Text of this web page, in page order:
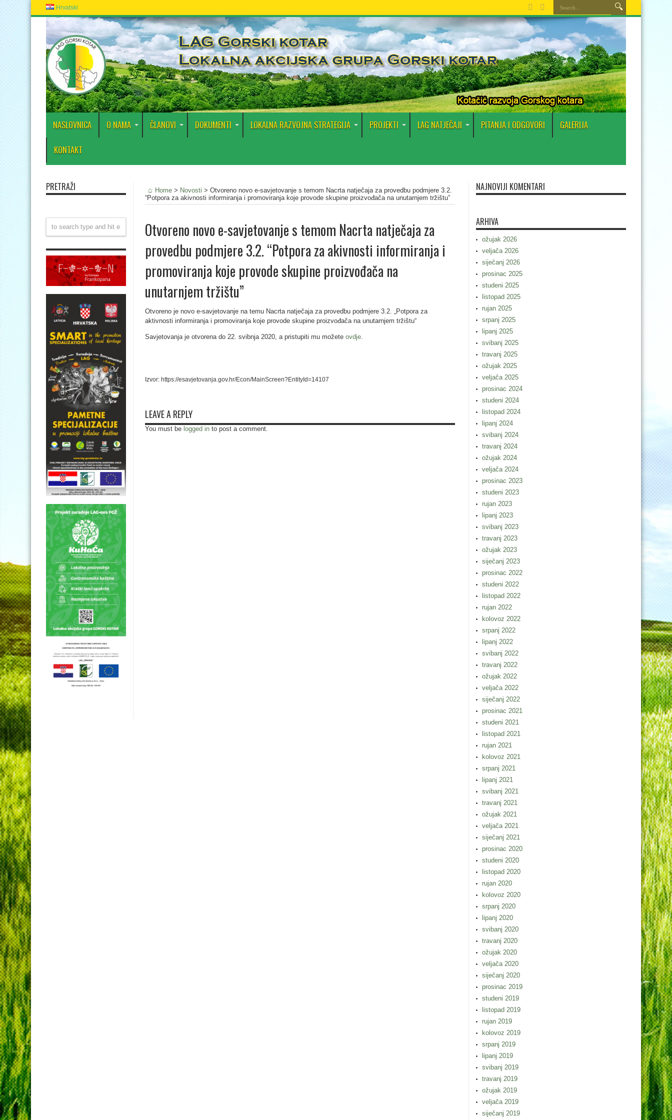
Hrvatski
NASLOVNICA O NAMA ČLANOVI DOKUMENTI LOKALNA RAZVOJNA STRATEGIJA PROJEKTI LAG NATJEČAJI PITANJA I ODGOVORI GALERIJA
KONTAKT
Home > Novosti > Otvoreno novo e-savjetovanje s temom Nacrta natječaja za provedbu podmjere 3.2.
“Potpora za akivnosti informiranja i promoviranja koje provode skupine proizvođača na unutarnjem tržištu”
Otvoreno novo e-savjetovanje s temom Nacrta natječaja za
provedbu podmjere 3.2. “Potpora za akivnosti informiranja i
promoviranja koje provode skupine proizvođača na
unutarnjem tržištu”
Otvoreno je novo e-savjetovanje na temu Nacrta natječaja za provedbu podmjere 3.2. „Potpora za
aktivnosti informiranja i promoviranja koje provode skupine proizvođača na unutarnjem tržištu“
Savjetovanja je otvorena do 22. svibnja 2020, a pristupiti mu možete ovdje.
Izvor: https://esavjetovanja.gov.hr/Econ/MainScreen?EntityId=14107
LEAVE A REPLY
You must be logged in to post a comment.
PRETRAŽI NAJNOVIJI KOMENTARI
ARHIVA
ožujak 2026
veljača 2026
siječanj 2026
prosinac 2025
studeni 2025
listopad 2025
rujan 2025
srpanj 2025
lipanj 2025
svibanj 2025
travanj 2025
ožujak 2025
veljača 2025
prosinac 2024
studeni 2024
listopad 2024
lipanj 2024
svibanj 2024
travanj 2024
ožujak 2024
veljača 2024
prosinac 2023
studeni 2023
rujan 2023
lipanj 2023
svibanj 2023
travanj 2023
ožujak 2023
siječanj 2023
prosinac 2022
studeni 2022
listopad 2022
rujan 2022
kolovoz 2022
srpanj 2022
lipanj 2022
svibanj 2022
travanj 2022
ožujak 2022
veljača 2022
siječanj 2022
prosinac 2021
studeni 2021
listopad 2021
rujan 2021
kolovoz 2021
srpanj 2021
lipanj 2021
svibanj 2021
travanj 2021
ožujak 2021
veljača 2021
siječanj 2021
prosinac 2020
studeni 2020
listopad 2020
rujan 2020
kolovoz 2020
srpanj 2020
lipanj 2020
svibanj 2020
travanj 2020
ožujak 2020
veljača 2020
siječanj 2020
prosinac 2019
studeni 2019
listopad 2019
rujan 2019
kolovoz 2019
srpanj 2019
lipanj 2019
svibanj 2019
travanj 2019
ožujak 2019
veljača 2019
siječanj 2019